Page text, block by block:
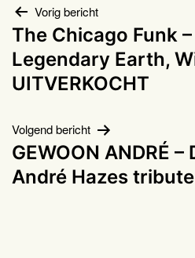
Bericht
navigatie
Vorig bericht
The Chicago Funk
Legendary Earth,
UITVERKOCHT
Volgend bericht
GEWOON ANDRÉ
André Hazes